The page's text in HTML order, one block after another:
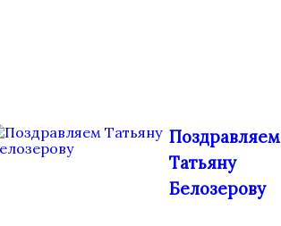
Поздравляем
Татьяну
Белозерову